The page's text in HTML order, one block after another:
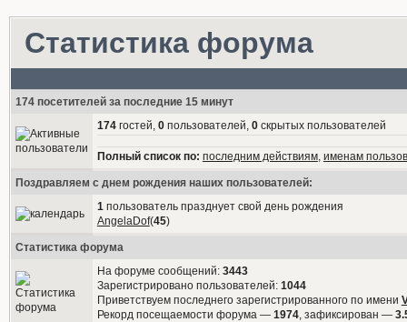
Статистика форума
174 посетителей за последние 15 минут
174гостей, 0пользователей, 0скрытых пользователей
Полный список по: последним действиям, именам
Поздравляем с днем рождения наших пользователей:
1пользователь празднует свой день рождения
AngelaDof(45)
Статистика форума
На форуме сообщений: 3443
Зарегистрировано пользователей: 1044
Приветствуем последнего зарегистрированного по имени
Рекорд посещаемости форума — 1974, зафиксирован —